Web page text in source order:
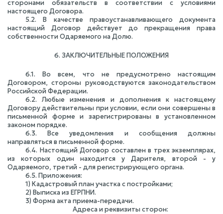
сторонами обязательств в соответствии с условиями
настоящего Договора.
5.2. В качестве правоустанавливающего документа
настоящий Договор действует до прекращения права
собственности Одаряемого на Долю.
6. ЗАКЛЮЧИТЕЛЬНЫЕ ПОЛОЖЕНИЯ
6.1. Во всем, что не предусмотрено настоящим
Договором, стороны руководствуются законодательством
Российской Федерации.
6.2. Любые изменения и дополнения к настоящему
Договору действительны при условии, если они совершены в
письменной форме и зарегистрированы в установленном
законом порядке.
6.3. Все уведомления и сообщения должны
направляться в письменной форме.
6.4. Настоящий Договор составлен в трех экземплярах,
из которых один находится у Дарителя, второй - у
Одаряемого, третий - для регистрирующего органа.
6.5. Приложения:
1) Кадастровый план участка с постройками;
2) Выписка из ЕГРПНИ.
3) Форма акта приема-передачи.
Адреса и реквизиты сторон: